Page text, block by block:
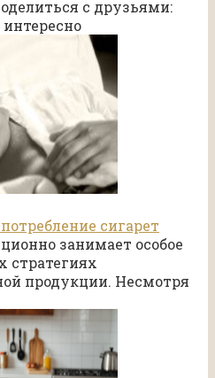
с друзьями:
сигарет
занимает особое
стратегиях
продукции. Несмотря